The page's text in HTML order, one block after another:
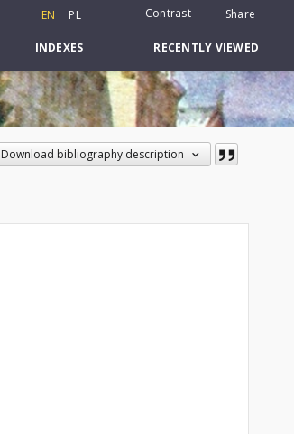
EN PL Contrast Share
INDEXES RECENTLY VIEWED
Download bibliography description